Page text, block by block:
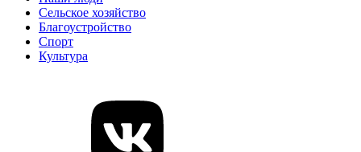
Сельское хозяйство
Благоустройство
Спорт
Культура